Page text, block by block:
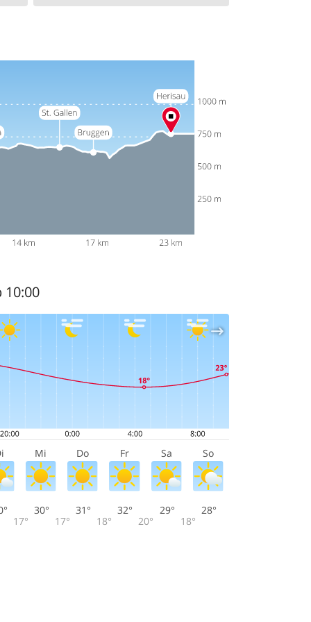
10:00
Mi Do Fr Sa So
17°
30°
17°
31°
18°
32°
20°
29°
18°
28°